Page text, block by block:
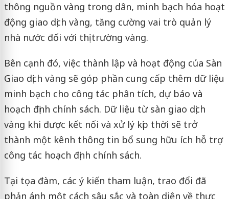
thông nguồn vàng trong dân, minh bạch hóa hoạt
động giao dịch vàng, tăng cường vai trò quản lý
nhà nước đối với thị trường vàng.
Bên cạnh đó, việc thành lập và hoạt động của Sàn
Giao dịch vàng sẽ góp phần cung cấp thêm dữ liệu
minh bạch cho công tác phân tích, dự báo và
hoạch định chính sách. Dữ liệu từ sàn giao dịch
vàng khi được kết nối và xử lý kịp thời sẽ trở
thành một kênh thông tin bổ sung hữu ích hỗ trợ
công tác hoạch định chính sách.
Tại tọa đàm, các ý kiến tham luận, trao đổi đã
phản ánh một cách sâu sắc và toàn diện về thực